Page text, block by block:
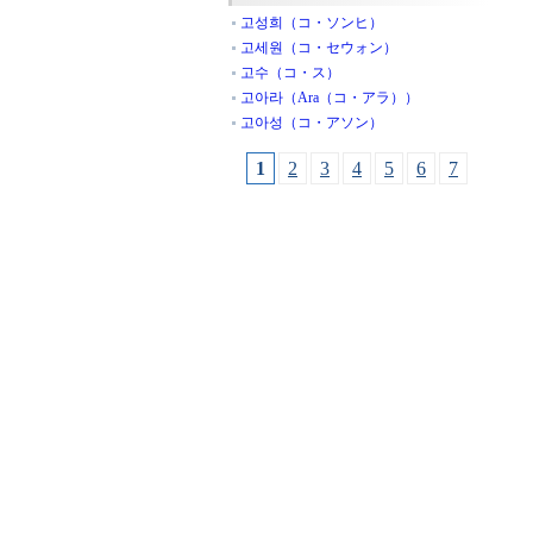
고성희（コ・ソンヒ）
고세원（コ・セウォン）
고수（コ・ス）
고아라（Ara（コ・アラ））
고아성（コ・アソン）
1 2 3 4 5 6 7